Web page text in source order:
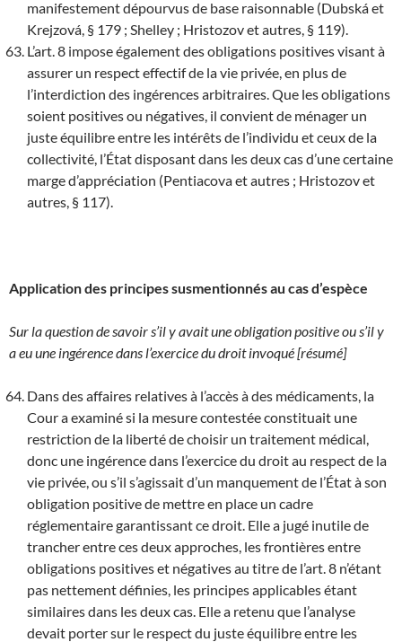
manifestement dépourvus de base raisonnable (Dubská et
Krejzová, § 179 ; Shelley ; Hristozov et autres, § 119).
L’art. 8 impose également des obligations positives visant à
assurer un respect effectif de la vie privée, en plus de
l’interdiction des ingérences arbitraires. Que les obligations
soient positives ou négatives, il convient de ménager un
juste équilibre entre les intérêts de l’individu et ceux de la
collectivité, l’État disposant dans les deux cas d’une certaine
marge d’appréciation (Pentiacova et autres ; Hristozov et
autres, § 117).
Application des principes susmentionnés au cas d’espèce
Sur la question de savoir s’il y avait une obligation positive ou s’il y
a eu une ingérence dans l’exercice du droit invoqué [résumé]
Dans des affaires relatives à l’accès à des médicaments, la
Cour a examiné si la mesure contestée constituait une
restriction de la liberté de choisir un traitement médical,
donc une ingérence dans l’exercice du droit au respect de la
vie privée, ou s’il s’agissait d’un manquement de l’État à son
obligation positive de mettre en place un cadre
réglementaire garantissant ce droit. Elle a jugé inutile de
trancher entre ces deux approches, les frontières entre
obligations positives et négatives au titre de l’art. 8 n’étant
pas nettement définies, les principes applicables étant
similaires dans les deux cas. Elle a retenu que l’analyse
devait porter sur le respect du juste équilibre entre les